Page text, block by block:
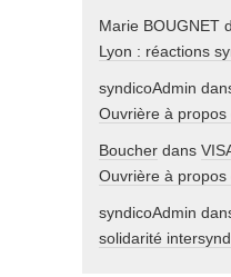
Marie BOUGNET
Lyon : réactions
syndicoAdmin
Ouvrière à propos
Boucher dans
Ouvrière à propos
syndicoAdmin
solidarité